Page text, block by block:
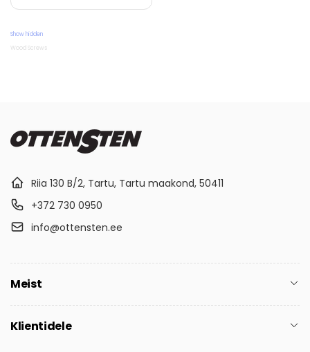
Show hidden
Wood Screws
Riia 130 B/2, Tartu, Tartu maakond, 50411
+372 730 0950
info@ottensten.ee
Meist
Klientidele